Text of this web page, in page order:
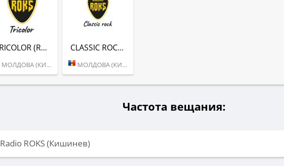
TRICOLOR (RADIO ROKS)
МОЛДОВА (КИШИНЕВ)
CLASSIC ROCK (RADIO ROKS)
МОЛДОВА (КИШИНЕВ)
Частота вещания:
Radio ROKS (Кишинев)